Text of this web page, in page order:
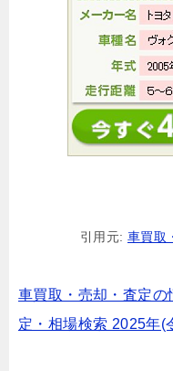
引用元: 車買取
車買取・売却・査定の
定・相場検索 2025年(